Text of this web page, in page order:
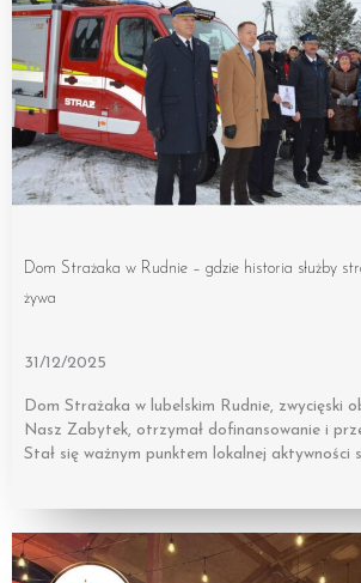
Dom Strażaka w Rudnie – gdzie historia służby
żywa
31/12/2025
Dom Strażaka w lubelskim Rudnie, zwycięski
Nasz Zabytek, otrzymał dofinansowanie i
Stał się ważnym punktem lokalnej aktywności